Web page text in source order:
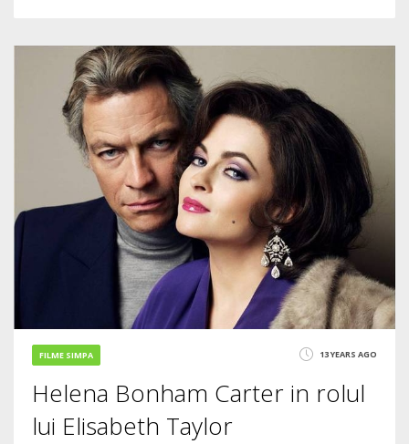
FILME SIMPA 13 YEARS AGO
Helena Bonham Carter in rolul
lui Elisabeth Taylor